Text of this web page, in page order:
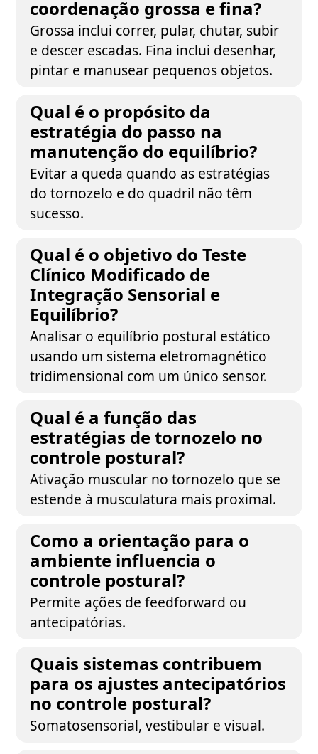
coordenação grossa e fina?
Grossa inclui correr, pular, chutar, subir
e descer escadas. Fina inclui desenhar,
pintar e manusear pequenos objetos.
Qual é o propósito da
estratégia do passo na
manutenção do equilíbrio?
Evitar a queda quando as estratégias
do tornozelo e do quadril não têm
sucesso.
Qual é o objetivo do Teste
Clínico Modificado de
Integração Sensorial e
Equilíbrio?
Analisar o equilíbrio postural estático
usando um sistema eletromagnético
tridimensional com um único sensor.
Qual é a função das
estratégias de tornozelo no
controle postural?
Ativação muscular no tornozelo que se
estende à musculatura mais proximal.
Como a orientação para o
ambiente influencia o
controle postural?
Permite ações de feedforward ou
antecipatórias.
Quais sistemas contribuem
para os ajustes antecipatórios
no controle postural?
Somatosensorial, vestibular e visual.